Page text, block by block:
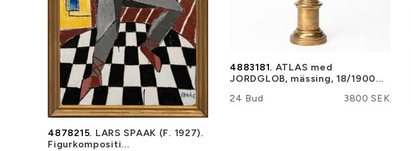
4878215. LARS SPAAK (F. 1927).
Figurkompositi...
4883181. ATLAS med
JORDGLOB, mässing, 18/1900...
24 Bud
3800 SEK